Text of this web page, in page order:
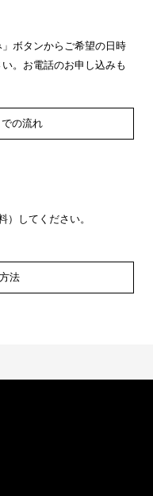
ボタンからご希望の日時
。お電話のお申し込みも
の流れ
）してください。
法